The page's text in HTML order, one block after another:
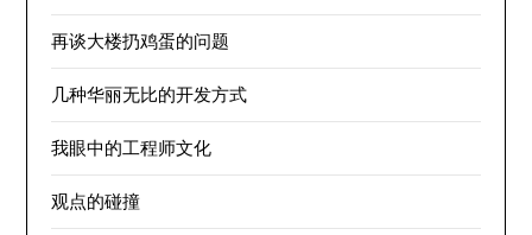
再谈大楼扔鸡蛋的问题
几种华丽无比的开发方式
我眼中的工程师文化
观点的碰撞